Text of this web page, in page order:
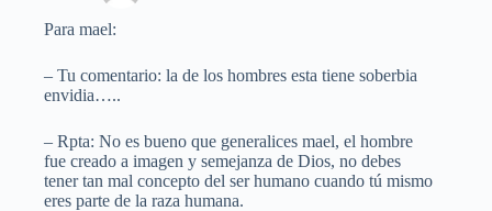
Para mael:
– Tu comentario: la de los hombres esta tiene soberbia
envidia…..
– Rpta: No es bueno que generalices mael, el hombre
fue creado a imagen y semejanza de Dios, no debes
tener tan mal concepto del ser humano cuando tú mismo
eres parte de la raza humana.